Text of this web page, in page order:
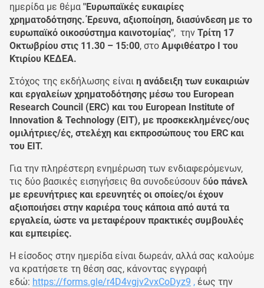
ημερίδα με θέμα "Ευρωπαϊκές ευκαιρίες
χρηματοδότησης. Έρευνα, αξιοποίηση, διασύνδεση με το
ευρωπαϊκό οικοσύστημα καινοτομίας", την Τρίτη 17
Οκτωβρίου στις 11.30 – 15:00, στο Αμφιθέατρο Ι του
Κτιρίου ΚΕΔΕΑ.
Στόχος της εκδήλωσης είναι η ανάδειξη των ευκαιριών
και εργαλείων χρηματοδότησης μέσω του European
Research Council (ERC) και του European Institute of
Innovation & Technology (ΕΙΤ), με προσκεκλημένες/ους
ομιλήτριες/ές, στελέχη και εκπροσώπους του ERC και
του EIT.
Για την πληρέστερη ενημέρωση των ενδιαφερόμενων,
τις δύο βασικές εισηγήσεις θα συνοδεύσουν δύο πάνελ
με ερευνήτριες και ερευνητές οι οποίες/οι έχουν
αξιοποιήσει στην καριέρα τους κάποια από αυτά τα
εργαλεία, ώστε να μεταφέρουν πρακτικές συμβουλές
και εμπειρίες.
Η είσοδος στην ημερίδα είναι δωρεάν, αλλά σας καλούμε
να κρατήσετε τη θέση σας, κάνοντας εγγραφή
εδώ: https://forms.gle/r4D4vgjv2vxCoDyz9 , έως την